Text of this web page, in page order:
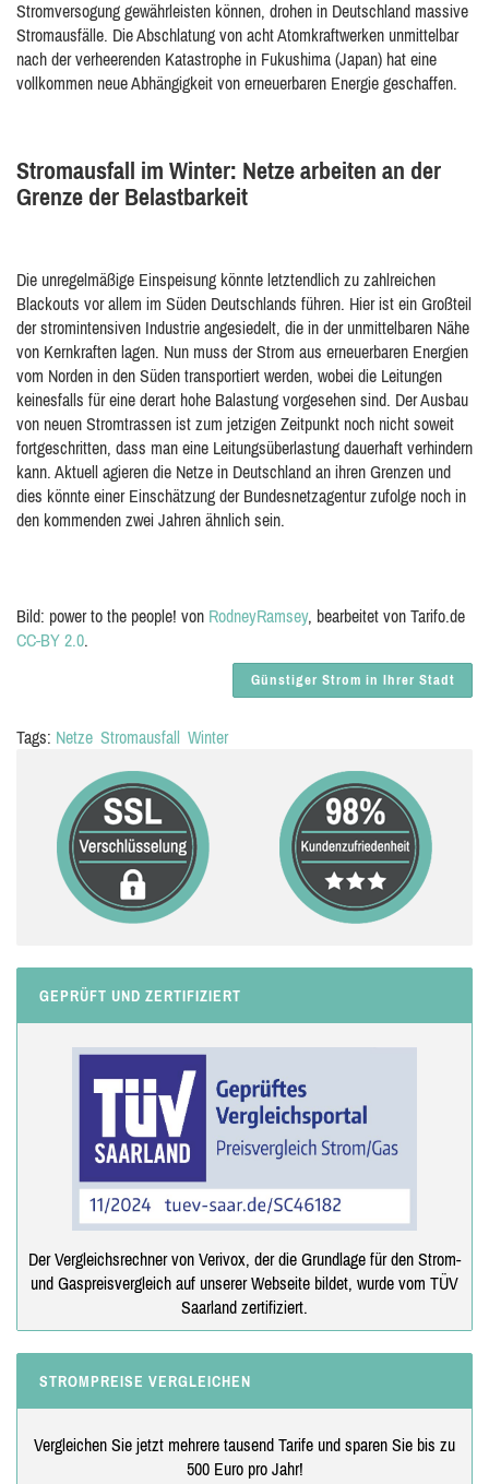
Stromversogung gewährleisten können, drohen in Deutschland massive
Stromausfälle. Die Abschlatung von acht Atomkraftwerken unmittelbar
nach der verheerenden Katastrophe in Fukushima (Japan) hat eine
vollkommen neue Abhängigkeit von erneuerbaren Energie geschaffen.
Stromausfall im Winter: Netze arbeiten an der
Grenze der Belastbarkeit
Die unregelmäßige Einspeisung könnte letztendlich zu zahlreichen
Blackouts vor allem im Süden Deutschlands führen. Hier ist ein Großteil
der stromintensiven Industrie angesiedelt, die in der unmittelbaren Nähe
von Kernkraften lagen. Nun muss der Strom aus erneuerbaren Energien
vom Norden in den Süden transportiert werden, wobei die Leitungen
keinesfalls für eine derart hohe Balastung vorgesehen sind. Der Ausbau
von neuen Stromtrassen ist zum jetzigen Zeitpunkt noch nicht soweit
fortgeschritten, dass man eine Leitungsüberlastung dauerhaft verhindern
kann. Aktuell agieren die Netze in Deutschland an ihren Grenzen und
dies könnte einer Einschätzung der Bundesnetzagentur zufolge noch in
den kommenden zwei Jahren ähnlich sein.
Bild: power to the people! von RodneyRamsey, bearbeitet von Tarifo.de
CC-BY 2.0.
Günstiger Strom in Ihrer Stadt
Tags: Netze Stromausfall Winter
GEPRÜFT UND ZERTIFIZIERT
Der Vergleichsrechner von Verivox, der die Grundlage für den Strom-
und Gaspreisvergleich auf unserer Webseite bildet, wurde vom TÜV
Saarland zertifiziert.
STROMPREISE VERGLEICHEN
Vergleichen Sie jetzt mehrere tausend Tarife und sparen Sie bis zu
500 Euro pro Jahr!